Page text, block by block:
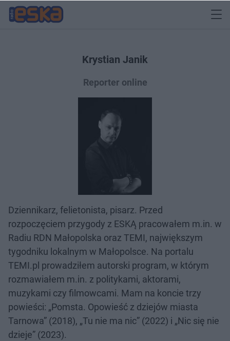
Krystian Janik
Reporter online
Dziennikarz, felietonista, pisarz. Przed
rozpoczęciem przygody z ESKĄ pracowałem m.in. w
Radiu RDN Małopolska oraz TEMI, największym
tygodniku lokalnym w Małopolsce. Na portalu
TEMI.pl prowadziłem autorski program, w którym
rozmawiałem m.in. z politykami, aktorami,
muzykami czy filmowcami. Mam na koncie trzy
powieści: „Pomsta. Opowieść z dziejów miasta
Tarnowa” (2018), „Tu nie ma nic” (2022) i „Nic się nie
dzieje” (2023).